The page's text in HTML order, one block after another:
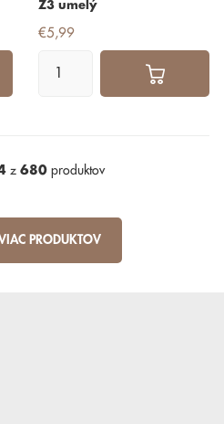
Z3 umelý
€5,99
z 680 produktov
PRODUKTOV